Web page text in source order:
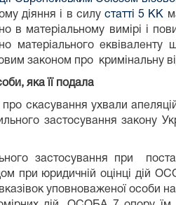
діяння і в силу статті 5 КК
в матеріальному вимірі і
матеріального
законом про кримінальну
яка її подала
скасування ухвали
застосування закону
застосування при
при юридичній оцінці дій
уповноваженої особи на